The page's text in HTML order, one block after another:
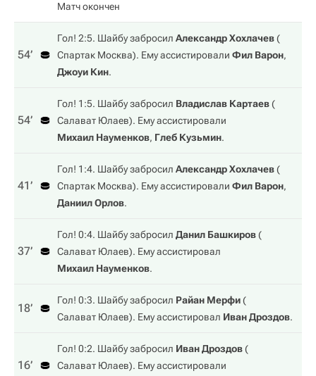
Матч окончен
54‎’‎
Гол! 2:5. Шайбу забросил Александр Хохлачев(
Спартак Москва). Ему ассистировали Фил Варон,
Джоуи Кин.
54‎’‎
Гол! 1:5. Шайбу забросил Владислав Картаев(
Салават Юлаев). Ему ассистировали
Михаил Науменков, Глеб Кузьмин.
41‎’‎
Гол! 1:4. Шайбу забросил Александр Хохлачев(
Спартак Москва). Ему ассистировали Фил Варон,
Даниил Орлов.
37‎’‎
Гол! 0:4. Шайбу забросил Данил Башкиров(
Салават Юлаев). Ему ассистировал
Михаил Науменков.
18‎’‎
Гол! 0:3. Шайбу забросил Райан Мерфи(
Салават Юлаев). Ему ассистировал Иван Дроздов.
16‎’‎
Гол! 0:2. Шайбу забросил Иван Дроздов(
Салават Юлаев). Ему ассистировали